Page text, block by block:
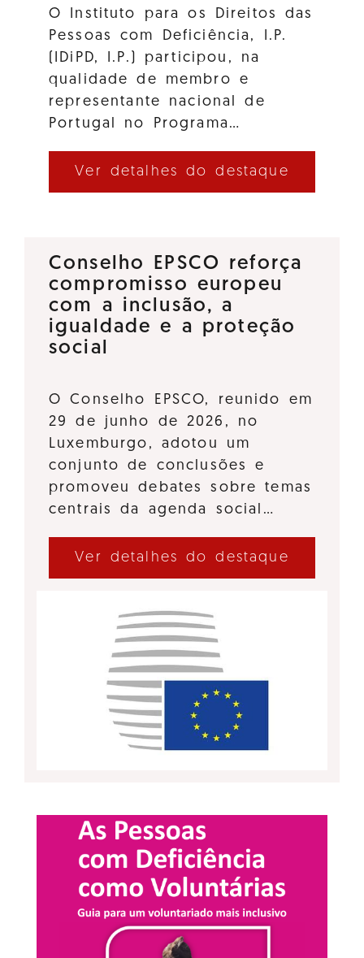
O Instituto para os Direitos das
Pessoas com Deficiência, I.P.
(IDiPD, I.P.) participou, na
qualidade de membro e
representante nacional de
Portugal no Programa…
Ver detalhes do destaque
Conselho EPSCO reforça
compromisso europeu
com a inclusão, a
igualdade e a proteção
social
O Conselho EPSCO, reunido em
29 de junho de 2026, no
Luxemburgo, adotou um
conjunto de conclusões e
promoveu debates sobre temas
centrais da agenda social…
Ver detalhes do destaque